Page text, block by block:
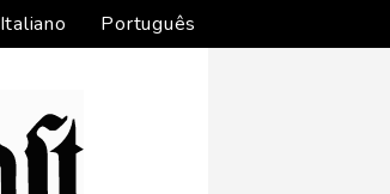
Italiano Português